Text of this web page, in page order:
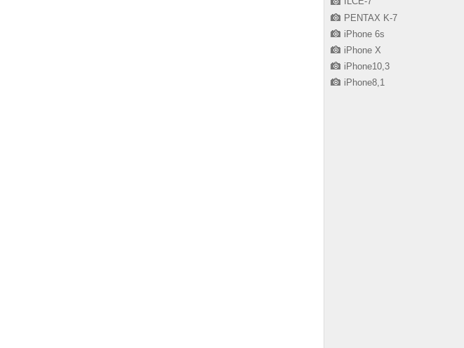
PENTAX K-7
iPhone 6s
iPhone X
iPhone10,3
iPhone8,1